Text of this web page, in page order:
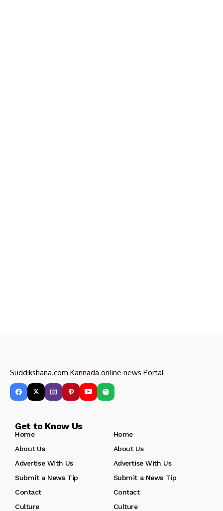
Suddikshana.com Kannada online news Portal
Get to Know Us
Home
Home
About Us
About Us
Advertise With Us
Advertise With Us
Submit a News Tip
Submit a News Tip
Contact
Contact
Culture
Culture